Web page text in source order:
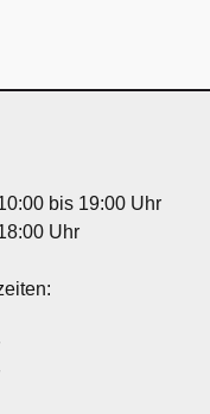
bis 19:00 Uhr
Uhr